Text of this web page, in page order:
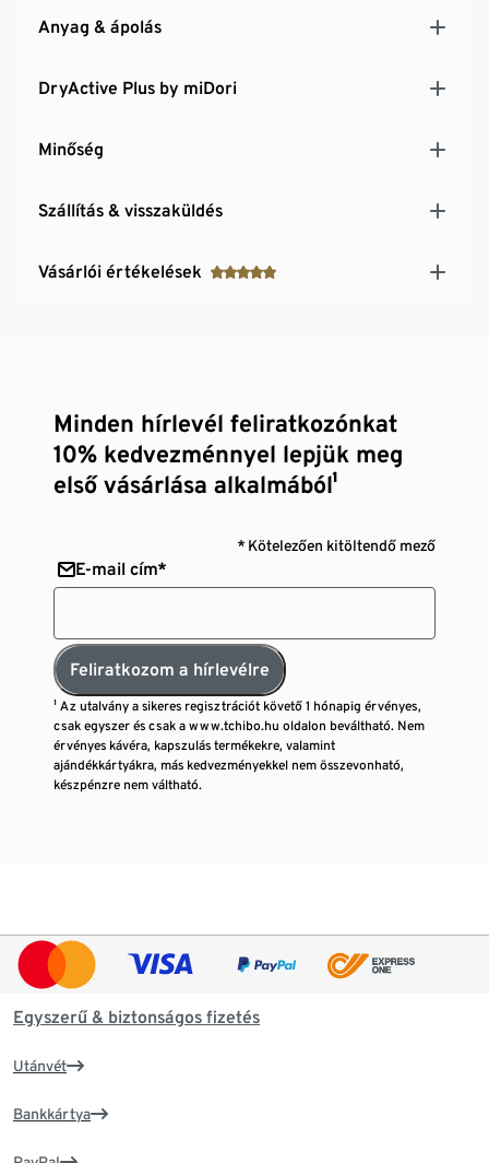
Anyag & ápolás
DryActive Plus by miDori
Minőség
Szállítás & visszaküldés
Vásárlói értékelések
Minden hírlevél feliratkozónkat
10% kedvezménnyel lepjük meg
első vásárlása alkalmából¹
* Kötelezően kitöltendő mező
E-mail cím*
Feliratkozom a hírlevélre
¹ Az utalvány a sikeres regisztrációt követő 1 hónapig érvényes,
csak egyszer és csak a www.tchibo.hu oldalon beváltható. Nem
érvényes kávéra, kapszulás termékekre, valamint
ajándékkártyákra, más kedvezményekkel nem összevonható,
készpénzre nem váltható.
Egyszerű & biztonságos fizetés
Utánvét
Bankkártya